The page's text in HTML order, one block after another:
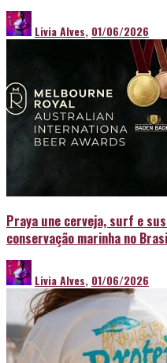
Livia Alves, 01/06/2026
Praya une cerveja, surf e
conservação marinha no
Livia Alves, 01/06/2026